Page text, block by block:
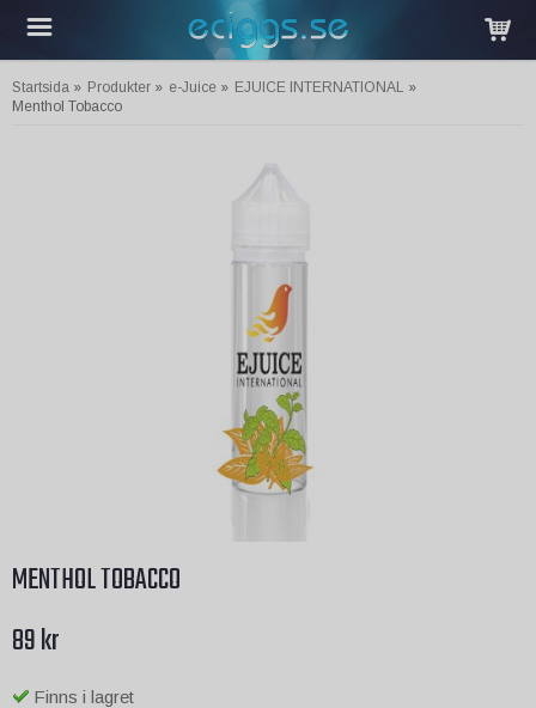
Startsida » Produkter » e-Juice » EJUICE INTERNATIONAL »
Menthol Tobacco
MENTHOL TOBACCO
89 kr
Finns i lagret